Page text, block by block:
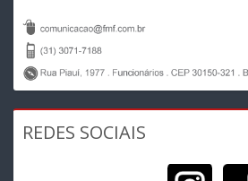
REDES SOCIAIS